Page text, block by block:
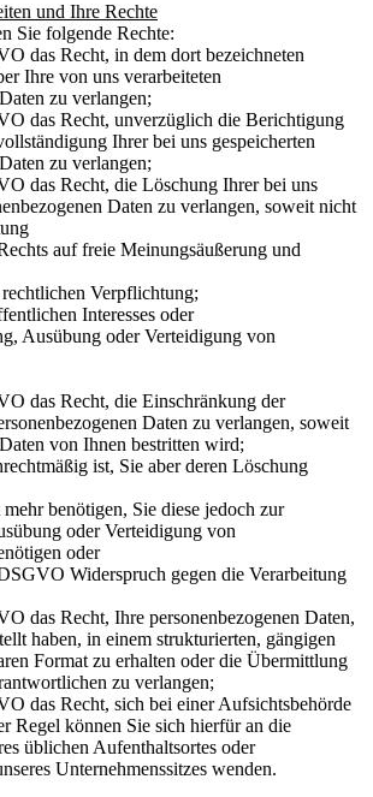
und Ihre Rechte
Sie folgende Rechte:
das Recht, in dem dort bezeichneten
Ihre von uns verarbeiteten
zu verlangen;
das Recht, unverzüglich die Berichtigung
Ihrer bei uns gespeicherten
zu verlangen;
das Recht, die Löschung Ihrer bei uns
Daten zu verlangen, soweit nicht
auf freie Meinungsäußerung und
Verpflichtung;
Interesses oder
Ausübung oder Verteidigung von
das Recht, die Einschränkung der
Daten zu verlangen, soweit
von Ihnen bestritten wird;
ist, Sie aber deren Löschung
benötigen, Sie diese jedoch zur
oder Verteidigung von
oder
Widerspruch gegen die Verarbeitung
das Recht, Ihre personenbezogenen Daten,
haben, in einem strukturierten, gängigen
Format zu erhalten oder die Übermittlung
zu verlangen;
das Recht, sich bei einer Aufsichtsbehörde
Regel können Sie sich hierfür an die
üblichen Aufenthaltsortes oder
Unternehmenssitzes wenden.